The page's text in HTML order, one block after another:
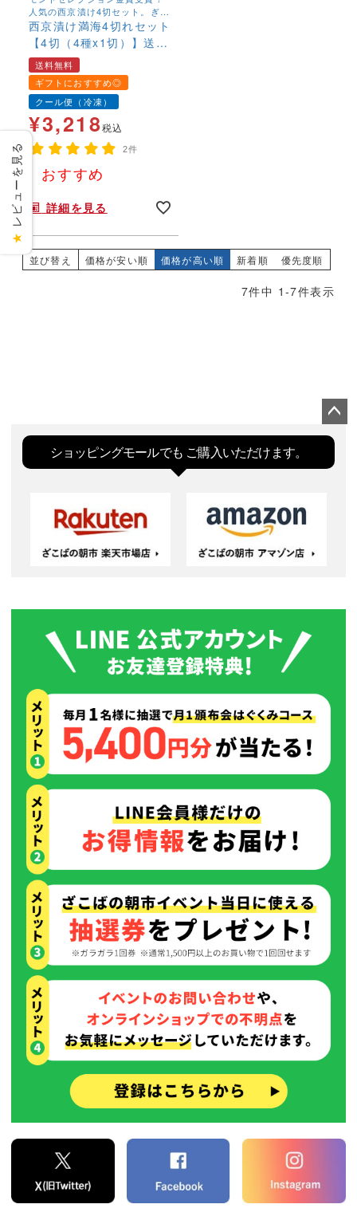
人気の西京漬け4切セット。ぎん
だら2切入。大阪市中央卸売市
場、創業90年の歴史の中で受け
継がれているお魚の西京漬けで
す。
西京漬け満海4切れセット
【4切（4種x1切）】送料
無料 西京漬 味噌漬 老舗
西京漬け 人気 焼き方 西
京焼き お取り寄せ 銀だ
ら入 定番 プレゼント 贈
答 魚 漬魚 内祝 法事 出
産祝い 結婚 お祝 誕生日
贅沢 人気セット 売れ筋
みそ漬け 義母 食品 2025
送料無料
ギフトにおすすめ◎
クール便（冷凍）
¥3,218税込
2件
おすすめ
詳細を見る
並び替え 価格が安い順 価格が高い順 新着順 優先度順
7件中 1 -7件表示
ペー
ジト
ップ
ショッピングモールでも ご購入いただけます。
★
レビューを見る